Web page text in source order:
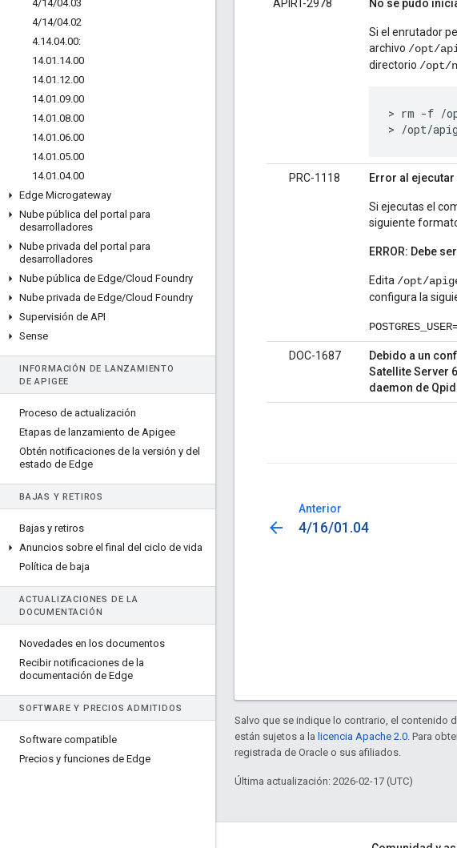
4/14/04.03
4/14/04.02
4.14.04.00:
14.01 .14.00
14.01 .12.00
14.01 .09.00
14.01 .08.00
14.01 .06.00
14.01 .05.00
14.01 .04.00
Edge Microgateway
Nube pública del portal para
desarrolladores
Nube privada del portal para
desarrolladores
Nube pública de Edge/Cloud Foundry
Nube privada de Edge/Cloud Foundry
Supervisión de API
Sense
INFORMACIÓN DE LANZAMIENTO
DE APIGEE
Proceso de actualización
Etapas de lanzamiento de Apigee
Obtén notificaciones de la versión y del
estado de Edge
BAJAS Y RETIROS
Bajas y retiros
Anuncios sobre el final del ciclo de vida
Política de baja
ACTUALIZACIONES DE LA
DOCUMENTACIÓN
Novedades en los documentos
Recibir notificaciones de la
documentación de Edge
SOFTWARE Y PRECIOS ADMITIDOS
Software compatible
Precios y funciones de Edge
APIRT-2978 No se pudo
Si el enrutador
archivo /opt/
directorio /opt/
> rm -f /
> /opt/
PRC-1118 Error al
Si ejecutas el
siguiente
ERROR: Debe
Edita /opt/
configura la
DOC-1687
Debido a un
Satellite Server
daemon de
Anterior
arrow_back 4/16/01.04
Salvo que se indique lo contrario, el contenido
están sujetos a la licencia Apache 2.0. Para
registrada de Oracle o sus afiliados.
Última actualización: 2026-02-17 (UTC)